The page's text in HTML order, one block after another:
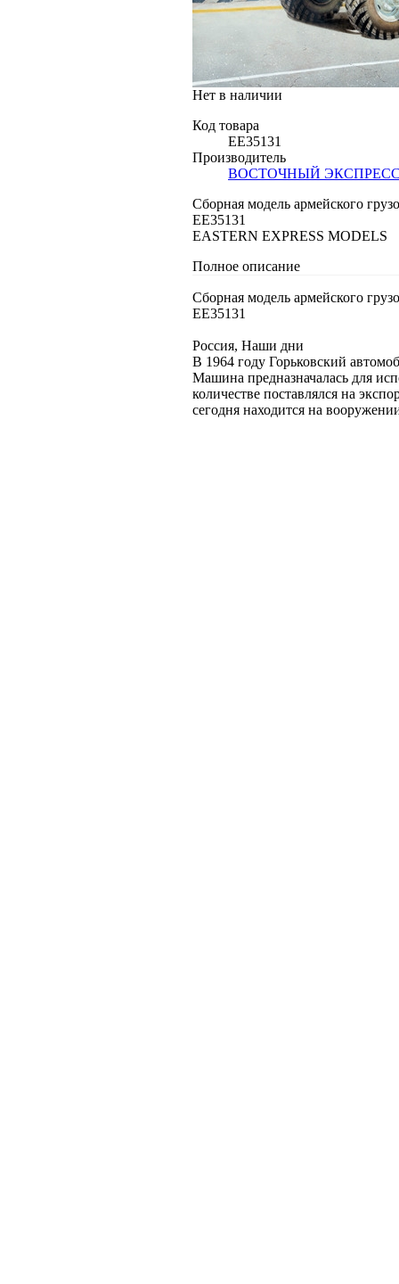
Нет в наличии
Код товара
EE35131
Производитель
ВОСТОЧНЫЙ
Сборная модель армейского
EE35131
EASTERN EXPRESS MODELS
Полное описание
Сборная модель армейского
EE35131
Россия, Наши дни
В 1964 году Горьковский
Машина предназначалась для
количестве поставлялся на
сегодня находится на